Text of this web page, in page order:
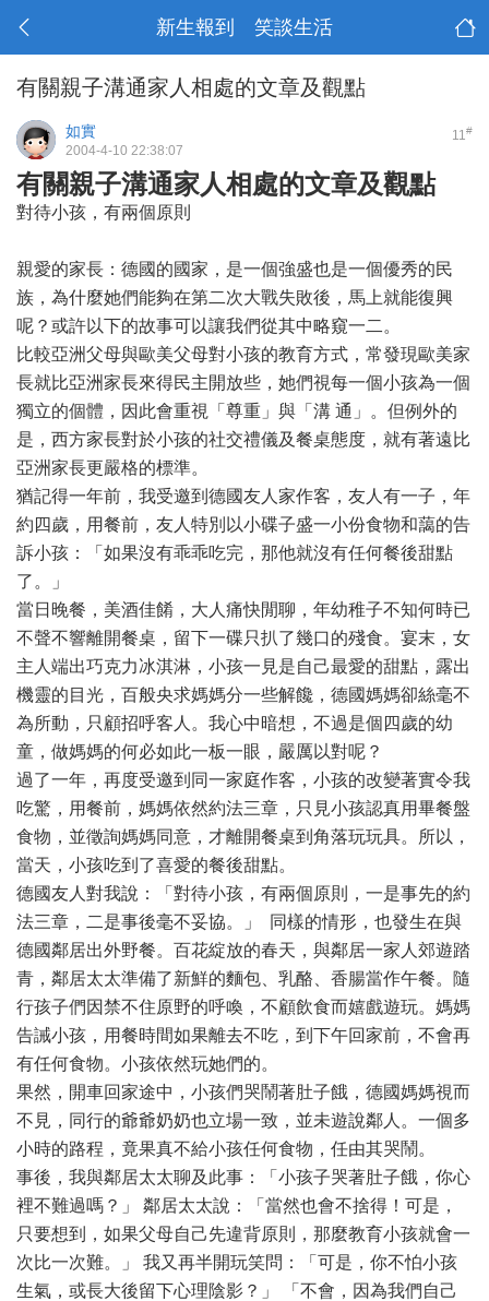
新生報到 笑談生活
有關親子溝通家人相處的文章及觀點
11#
如實
2004-4-10 22:38:07
有關親子溝通家人相處的文章及觀點
對待小孩，有兩個原則
親愛的家長：德國的國家，是一個強盛也是一個優秀的民
族，為什麼她們能夠在第二次大戰失敗後，馬上就能復興
呢？或許以下的故事可以讓我們從其中略窺一二。
比較亞洲父母與歐美父母對小孩的教育方式，常發現歐美家
長就比亞洲家長來得民主開放些，她們視每一個小孩為一個
獨立的個體，因此會重視「尊重」與「溝 通」。但例外的
是，西方家長對於小孩的社交禮儀及餐桌態度，就有著遠比
亞洲家長更嚴格的標準。
猶記得一年前，我受邀到德國友人家作客，友人有一子，年
約四歲，用餐前，友人特別以小碟子盛一小份食物和藹的告
訴小孩：「如果沒有乖乖吃完，那他就沒有任何餐後甜點
了。」
當日晚餐，美酒佳餚，大人痛快閒聊，年幼稚子不知何時已
不聲不響離開餐桌，留下一碟只扒了幾口的殘食。宴末，女
主人端出巧克力冰淇淋，小孩一見是自己最愛的甜點，露出
機靈的目光，百般央求媽媽分一些解饞，德國媽媽卻絲毫不
為所動，只顧招呼客人。我心中暗想，不過是個四歲的幼
童，做媽媽的何必如此一板一眼，嚴厲以對呢？
過了一年，再度受邀到同一家庭作客，小孩的改變著實令我
吃驚，用餐前，媽媽依然約法三章，只見小孩認真用畢餐盤
食物，並徵詢媽媽同意，才離開餐桌到角落玩玩具。所以，
當天，小孩吃到了喜愛的餐後甜點。
德國友人對我說：「對待小孩，有兩個原則，一是事先的約
法三章，二是事後毫不妥協。」 同樣的情形，也發生在與
德國鄰居出外野餐。百花綻放的春天，與鄰居一家人郊遊踏
青，鄰居太太準備了新鮮的麵包、乳酪、香腸當作午餐。隨
行孩子們因禁不住原野的呼喚，不顧飲食而嬉戲遊玩。媽媽
告誡小孩，用餐時間如果離去不吃，到下午回家前，不會再
有任何食物。小孩依然玩她們的。
果然，開車回家途中，小孩們哭鬧著肚子餓，德國媽媽視而
不見，同行的爺爺奶奶也立場一致，並未遊說鄰人。一個多
小時的路程，竟果真不給小孩任何食物，任由其哭鬧。
事後，我與鄰居太太聊及此事：「小孩子哭著肚子餓，你心
裡不難過嗎？」 鄰居太太說：「當然也會不捨得！可是，
只要想到，如果父母自己先違背原則，那麼教育小孩就會一
次比一次難。」 我又再半開玩笑問：「可是，你不怕小孩
生氣，或長大後留下心理陰影？」 「不會，因為我們自己